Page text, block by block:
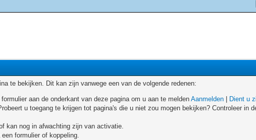
te bekijken. Dit kan zijn vanwege een van de volgende redenen:
aan de onderkant van deze pagina om u aan te meldenAanmelden
Dient u
u toegang te krijgen tot pagina's die u niet zou mogen bekijken? Controleer in
kan nog in afwachting zijn van activatie.
formulier of koppeling.